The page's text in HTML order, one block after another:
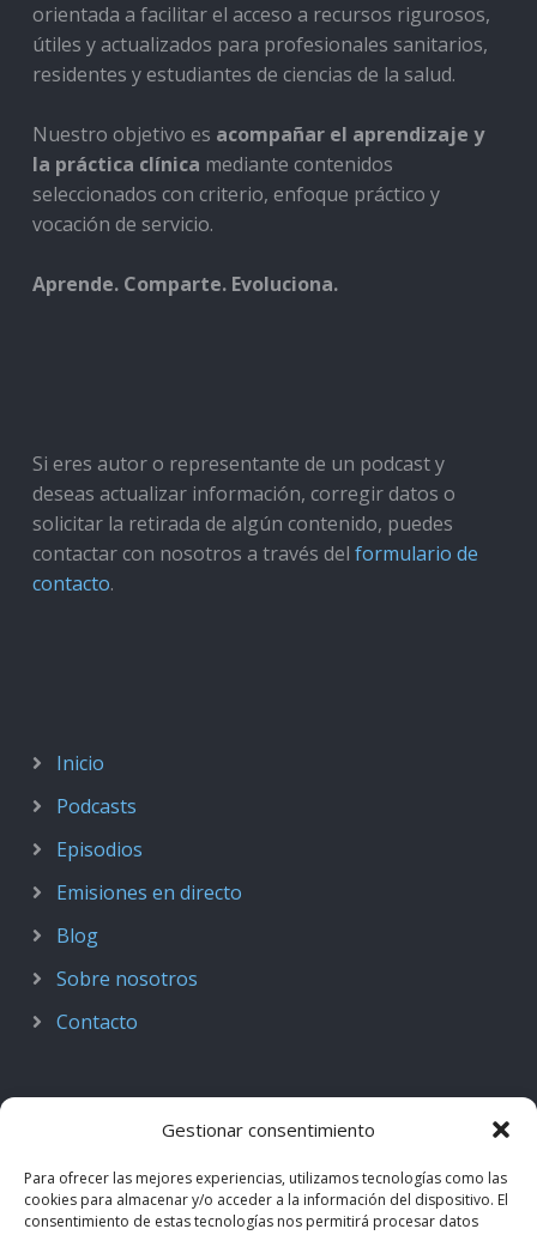
Gestionar consentimiento
Para ofrecer las mejores experiencias, utilizamos tecnologías como las
cookies para almacenar y/o acceder a la información del dispositivo. El
consentimiento de estas tecnologías nos permitirá procesar datos
orientada a facilitar el acceso a recursos rigurosos,
útiles y actualizados para profesionales sanitarios,
residentes y estudiantes de ciencias de la salud.
Nuestro objetivo es acompañar el aprendizaje y
la práctica clínica mediante contenidos
seleccionados con criterio, enfoque práctico y
vocación de servicio.
Aprende. Comparte. Evoluciona.
Si eres autor o representante de un podcast y
deseas actualizar información, corregir datos o
solicitar la retirada de algún contenido, puedes
contactar con nosotros a través del formulario de
contacto.
Inicio
Podcasts
Episodios
Emisiones en directo
Blog
Sobre nosotros
Contacto